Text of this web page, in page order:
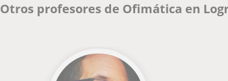
Otros profesores de Ofimática en